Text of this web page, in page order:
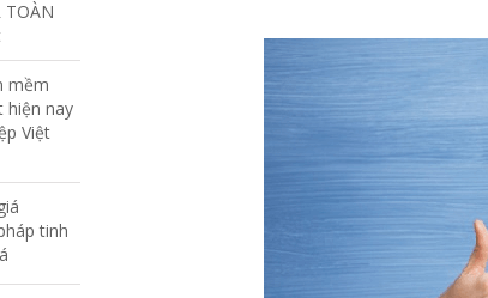
TOÀN
mềm
hiện nay
Việt
tinh